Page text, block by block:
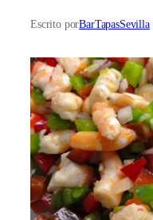
Escrito porBarTapasSevilla